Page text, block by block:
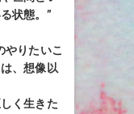
状態。”
やりたいこ
、想像以
く生きた